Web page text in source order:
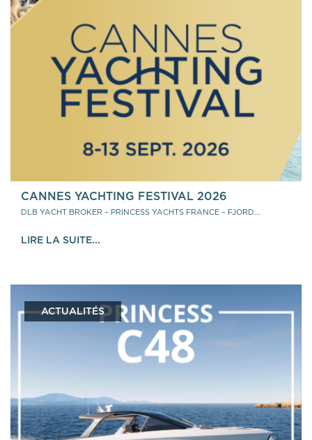
CANNES YACHTING FESTIVAL 2026
DLB YACHT BROKER – PRINCESS YACHTS FRANCE – FJORD...
LIRE LA SUITE...
ACTUALITÉS